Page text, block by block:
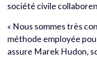
société civile
« Nous sommes très
méthode employée
assure Marek Hudon,